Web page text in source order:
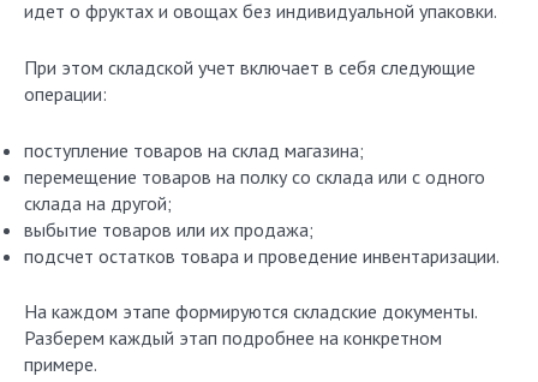
идет о фруктах и овощах без индивидуальной упаковки.
При этом складской учет включает в себя следующие
операции:
поступление товаров на склад магазина;
перемещение товаров на полку со склада или с одного
склада на другой;
выбытие товаров или их продажа;
подсчет остатков товара и проведение инвентаризации.
На каждом этапе формируются складские документы.
Разберем каждый этап подробнее на конкретном
примере.